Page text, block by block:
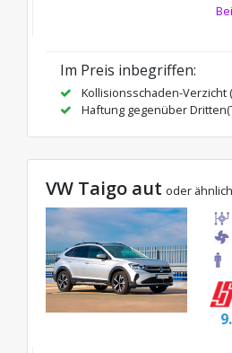
Im Preis inbegriffen:
Kollisionsschaden-Verzicht
Haftung gegenüber
VW Taigo aut oder